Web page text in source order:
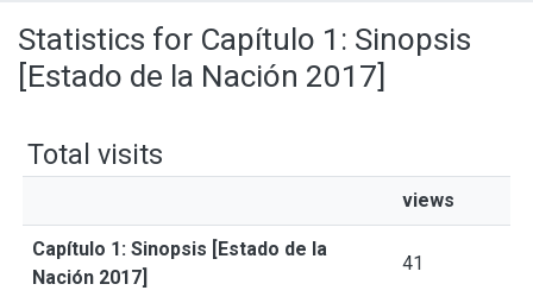
Statistics for Capítulo 1: Sinopsis
[Estado de la Nación 2017]
Total visits
views
Capítulo 1: Sinopsis [Estado de la
Nación 2017]
41